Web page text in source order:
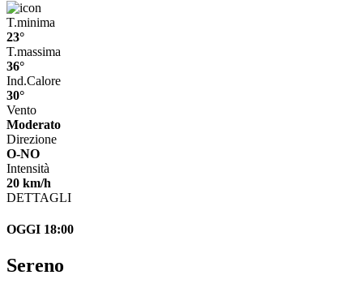
T.minima
23°
T.massima
36°
Ind.Calore
30°
Vento
Moderato
Direzione
O-NO
Intensità
20 km/h
DETTAGLI
OGGI 18:00
Sereno